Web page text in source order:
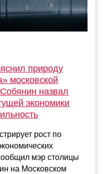
природу
московской
назвал
экономики
рост по
мэр столицы
на Московском